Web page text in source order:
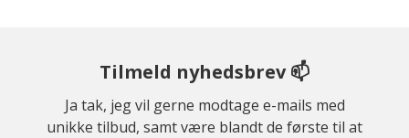
Tilmeld nyhedsbrev 📫
Ja tak, jeg vil gerne modtage e-mails med
unikke tilbud, samt være blandt de første til at